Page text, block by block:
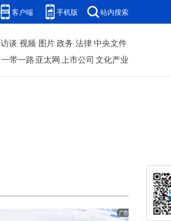
客户端 手机版 站内搜索
访谈 视频 图片政务 法律中央文件
一带一路 亚太网上市公司 文化产业